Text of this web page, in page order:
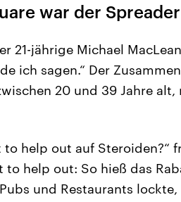
war der
21-jährige Michael
ich sagen.“ Der
20 und 39 Jahre
to help out auf
to help out: So hieß das
und Restaurants